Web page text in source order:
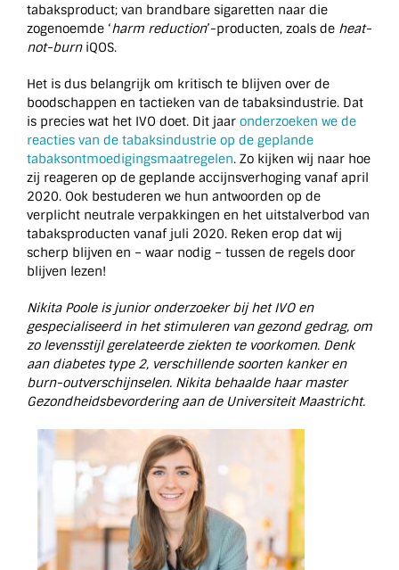
tabaksproduct; van brandbare sigaretten naar die
zogenoemde ‘harm reduction’-producten, zoals de heat-
not-burniQOS.
Het is dus belangrijk om kritisch te blijven over de
boodschappen en tactieken van de tabaksindustrie. Dat
is precies wat het IVO doet. Dit jaar onderzoeken we de
reacties van de tabaksindustrie op de geplande
tabaksontmoedigingsmaatregelen. Zo kijken wij naar hoe
zij reageren op de geplande accijnsverhoging vanaf april
2020. Ook bestuderen we hun antwoorden op de
verplicht neutrale verpakkingen en het uitstalverbod van
tabaksproducten vanaf juli 2020. Reken erop dat wij
scherp blijven en – waar nodig – tussen de regels door
blijven lezen!
Nikita Poole is junior onderzoeker bij het IVO en
gespecialiseerd in het stimuleren van gezond gedrag, om
zo levensstijl gerelateerde ziekten te voorkomen. Denk
aan diabetes type 2, verschillende soorten kanker en
burn-outverschijnselen. Nikita behaalde haar master
Gezondheidsbevordering aan de Universiteit Maastricht.